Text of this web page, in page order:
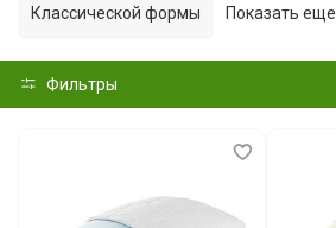
Классической формы Показать еще
Фильтры